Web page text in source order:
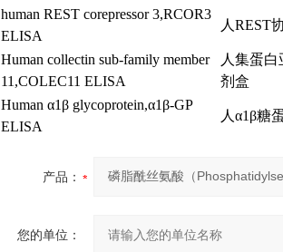
human REST corepressor 3,RCOR3
ELISA
人 REST
Human collectin sub-family member
11,COLEC11 ELISA
人集蛋
剂盒
Human α1 β glycoprotein,α1 β-GP
ELISA
人α1 β糖
产品：
您的单位：